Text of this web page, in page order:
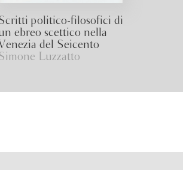
politico-filosofici di
ebreo scettico nella
del Seicento
Simone Luzzatto